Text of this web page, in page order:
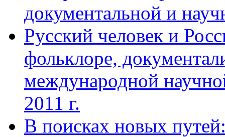
документальной и
Русский человек и
фольклоре,
международной
2011 г.
В поисках новых